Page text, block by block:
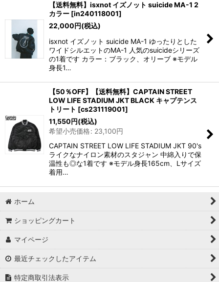
【送料無料】isxnot イズノット suicide MA-1 2
カラー [in240118001]
22,000円(税込)
isxnot イズノット suicide MA-1 ゆったりとした
ワイドシルエットのMA-1 人気のsuicideシリーズ
の1着です カラー：ブラック、オリーブ ※モデル
身長1…
【50％OFF】【送料無料】CAPTAIN STREET
LOW LIFE STADIUM JKT BLACK キャプテンス
トリート [cs231119001]
11,550円(税込)
希望小売価格: 23,100円
CAPTAIN STREET LOW LIFE STADIUM JKT 90's
ライクなナイロン素材のスタジャン 中綿入りで保
温性も◎な1着です ※モデル身長165cm、Lサイズ
着用…
ホーム
ショッピングカート
マイページ
最近チェックしたアイテム
特定商取引法表示